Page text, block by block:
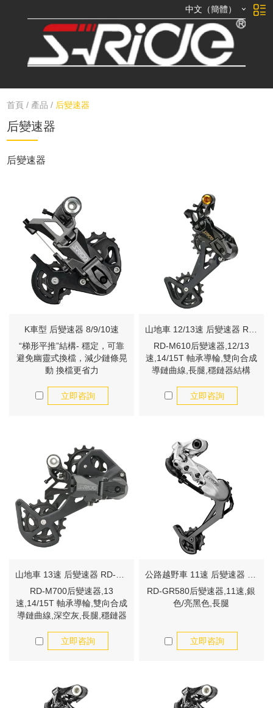
中文（簡體）
首頁 / 產品 / 后變速器
后變速器
后變速器
K車型 后變速器 8/9/10速
“梯形平推”結構- 穩定，可靠
避免幽靈式換檔，減少鏈條晃
動 換檔更省力
立即咨詢
RD-M610后變速器,12/13
速,14/15T 軸承導輪,雙向合成
導鏈曲線,長腿,穩鏈器結構
立即咨詢
RD-M700后變速器,13
速,14/15T 軸承導輪,雙向合成
導鏈曲線,深空灰,長腿,穩鏈器
立即咨詢
RD-GR580后變速器,11速,銀
色/亮黑色,長腿
立即咨詢